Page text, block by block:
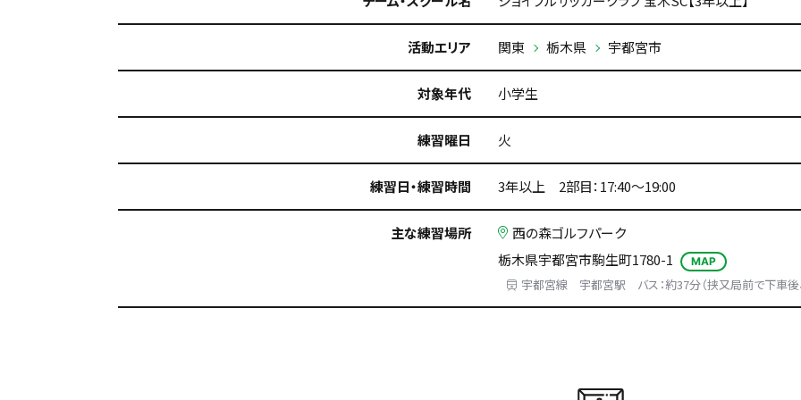
活動エリア 関東 栃木県 宇都宮市
対象年代 小学生
練習曜日 火
練習日・練習時間 3年以上 2部目：17:40～19:00
主な練習場所
西の森ゴルフパーク
栃木県宇都宮市駒生町1780-1
MAP
宇都宮線 宇都宮駅 バス：約37分（挟又局前で下車後